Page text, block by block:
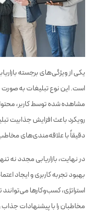
یکی از ویژگی‌های برجسته
است. این نوع تبلیغات به
مشاهده شده توسط کاربر،
رویکرد باعث افزایش جذابیت
دقیقاً با علاقه‌مندی‌های
در نهایت، بازاریابی مجدد نه
بهبود تجربه کاربری و ایجاد
استراتژی، کسب‌وکارها می‌توانند
مخاطبان را با پیشنهادات